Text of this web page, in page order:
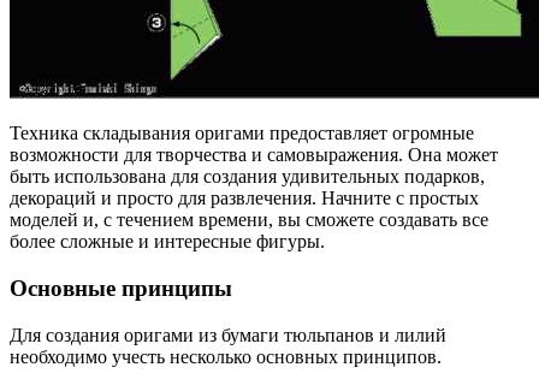
Техника складывания оригами предоставляет огромные
возможности для творчества и самовыражения. Она может
быть использована для создания удивительных подарков,
декораций и просто для развлечения. Начните с простых
моделей и, с течением времени, вы сможете создавать все
более сложные и интересные фигуры.
Основные принципы
Для создания оригами из бумаги тюльпанов и лилий
необходимо учесть несколько основных принципов.